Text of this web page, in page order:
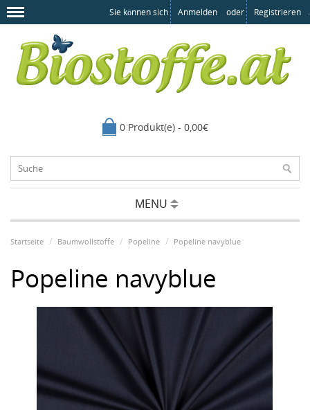
Sie können sich Anmelden oder Registrieren .
0 Produkt(e) - 0,00€
MENU
Startseite Baumwollstoffe Popeline Popeline navyblue
Popeline navyblue